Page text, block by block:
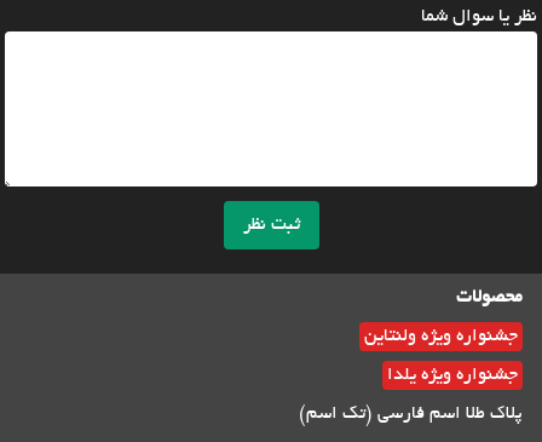
نظر یا سوال شما
ثبت نظر
محصولات
جشنواره ویژه ولنتاین
جشنواره ویژه یلدا
پلاک طلا اسم فارسی (تک اسم)